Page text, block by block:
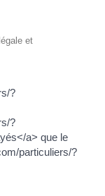
et
?
?
a> que le
particuliers/?